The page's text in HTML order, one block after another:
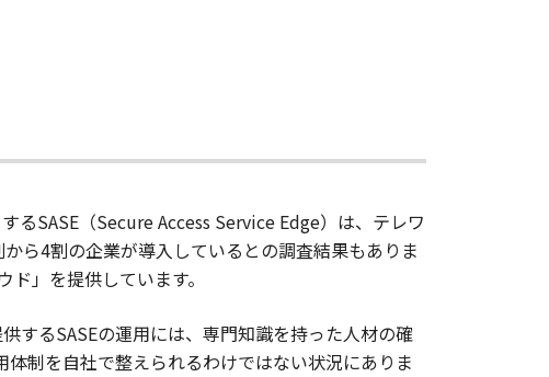
るSASE（Secure Access Service Edge）は、テレワ
ら4割の企業が導入しているとの調査結果もありま
」を提供しています。
するSASEの運用には、専門知識を持った人材の確
制を自社で整えられるわけではない状況にありま